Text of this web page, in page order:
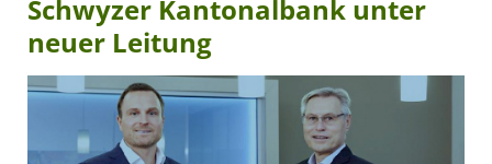
Schwyzer Kantonalbank unter
neuer Leitung